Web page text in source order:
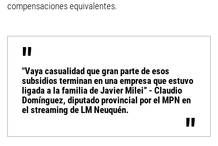
compensaciones equivalentes.
"Vaya casualidad que gran parte de esos
subsidios terminan en una empresa que estuvo
ligada a la familia de Javier Milei” - Claudio
Domínguez, diputado provincial por el MPN en
el streaming de LM Neuquén.